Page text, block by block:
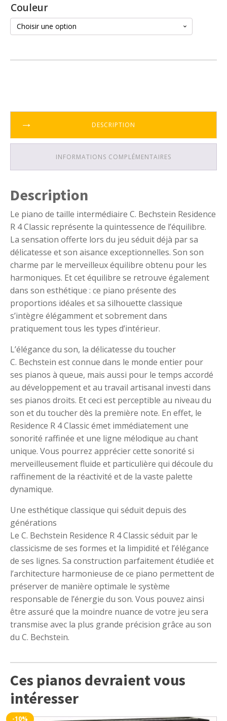
Couleur
DESCRIPTION
INFORMATIONS COMPLÉMENTAIRES
Description
Le piano de taille intermédiaire C. Bechstein Residence
R 4 Classic représente la quintessence de l’équilibre.
La sensation offerte lors du jeu séduit déjà par sa
délicatesse et son aisance exceptionnelles. Son son
charme par le merveilleux équilibre obtenu pour les
harmoniques. Et cet équilibre se retrouve également
dans son esthétique : ce piano présente des
proportions idéales et sa silhouette classique
s’intègre élégamment et sobrement dans
pratiquement tous les types d’intérieur.
L’élégance du son, la délicatesse du toucher
C. Bechstein est connue dans le monde entier pour
ses pianos à queue, mais aussi pour le temps accordé
au développement et au travail artisanal investi dans
ses pianos droits. Et ceci est perceptible au niveau du
son et du toucher dès la première note. En effet, le
Residence R 4 Classic émet immédiatement une
sonorité raffinée et une ligne mélodique au chant
unique. Vous pourrez apprécier cette sonorité si
merveilleusement fluide et particulière qui découle du
raffinement de la réactivité et de la vaste palette
dynamique.
Une esthétique classique qui séduit depuis des
générations
Le C. Bechstein Residence R 4 Classic séduit par le
classicisme de ses formes et la limpidité et l’élégance
de ses lignes. Sa construction parfaitement étudiée et
l’architecture harmonieuse de ce piano permettent de
préserver de manière optimale le système
responsable de l’énergie du son. Vous pouvez ainsi
être assuré que la moindre nuance de votre jeu sera
transmise avec la plus grande précision grâce au son
du C. Bechstein.
Ces pianos devraient vous
intéresser
-10%